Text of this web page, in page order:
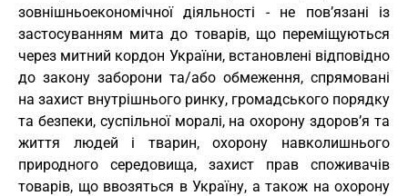
зовнішньоекономічної діяльності - не пов’язані із
застосуванням мита до товарів, що переміщуються
через митний кордон України, встановлені відповідно
до закону заборони та/або обмеження, спрямовані
на захист внутрішнього ринку, громадського порядку
та безпеки, суспільної моралі, на охорону здоров’я та
життя людей і тварин, охорону навколишнього
природного середовища, захист прав споживачів
товарів, що ввозяться в Україну, а також на охорону